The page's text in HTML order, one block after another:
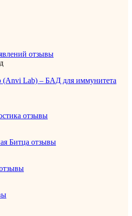
отзывы
Lab) – БАД для иммунитета
отзывы
Битца отзывы